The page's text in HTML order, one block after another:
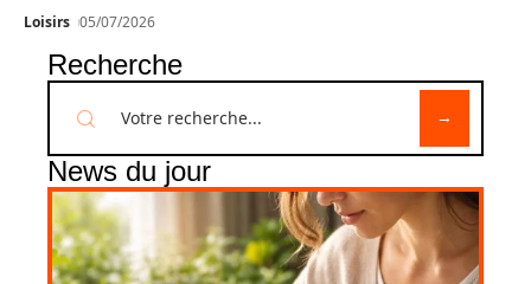
Loisirs 05/07/2026
Recherche
News du jour